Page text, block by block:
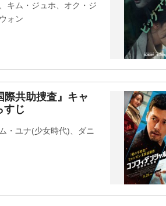
キム・ジュホ、オク・ジ
ォン
共助捜査』キャ
すじ
・ユナ(少女時代)、ダニ